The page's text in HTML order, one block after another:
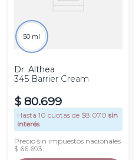
50 ml
Dr. Althea
345 Barrier Cream
$ 80.699
Hasta 10 cuotas de $8.070 sin
interés
Precio sin impuestos nacionales
$ 66.693